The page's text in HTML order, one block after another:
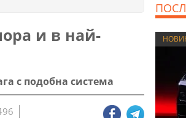
и в най-
с подобна система